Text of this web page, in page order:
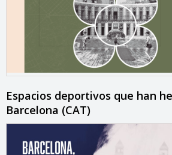
Espacios deportivos que han
Barcelona (CAT)